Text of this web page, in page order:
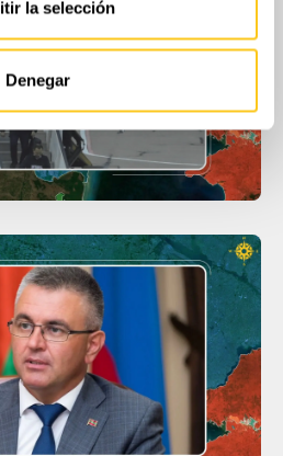
que haga del sitio web con
sociales, publicidad y análisis
con otra información
o que hayan recopilado a
la selección
Denegar